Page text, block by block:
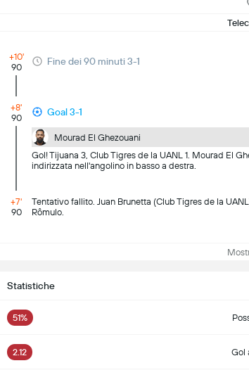
+10'
90
Fine dei 90 minuti 3-1
+8'
90
Goal 3-1
Mourad El Ghezouani
Gol! Tijuana 3, Club Tigres de la UANL 1. Mourad El
indirizzata nell'angolino in basso a destra.
+7'
90
Tentativo fallito. Juan Brunetta (Club Tigres de la
Rômulo.
Statistiche
51%
2.12 Gol